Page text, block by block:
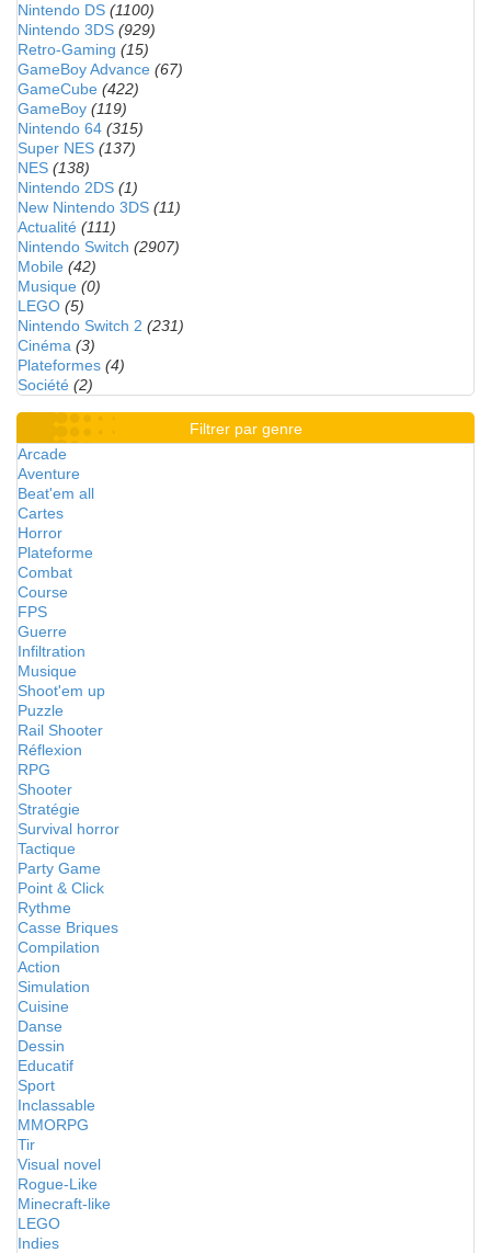
Nintendo DS (1100)
Nintendo 3DS (929)
Retro-Gaming (15)
GameBoy Advance (67)
GameCube (422)
GameBoy (119)
Nintendo 64 (315)
Super NES (137)
NES (138)
Nintendo 2DS (1)
New Nintendo 3DS (11)
Actualité (111)
Nintendo Switch (2907)
Mobile (42)
Musique (0)
LEGO (5)
Nintendo Switch 2 (231)
Cinéma (3)
Plateformes (4)
Société (2)
Filtrer par genre
Arcade
Aventure
Beat'em all
Cartes
Horror
Plateforme
Combat
Course
FPS
Guerre
Infiltration
Musique
Shoot'em up
Puzzle
Rail Shooter
Réflexion
RPG
Shooter
Stratégie
Survival horror
Tactique
Party Game
Point & Click
Rythme
Casse Briques
Compilation
Action
Simulation
Cuisine
Danse
Dessin
Educatif
Sport
Inclassable
MMORPG
Tir
Visual novel
Rogue-Like
Minecraft-like
LEGO
Indies